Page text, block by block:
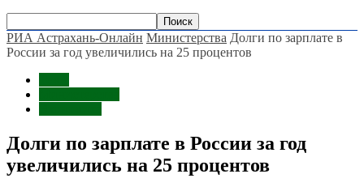
РИА Астрахань-Онлайн Министерства Долги по зарплате в
России за год увеличились на 25 процентов
Долги по зарплате в России за год
увеличились на 25 процентов